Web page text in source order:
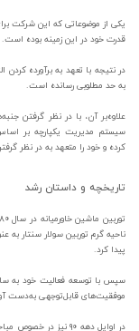
یکی از موضوعاتی که این شرکت
قدرت خود در این زمینه بوده است.
در نتیجه با تعهد به برآورده کردن
به حد مطلوبی رسانده است.
علاوه‌بر آن، با در نظر گرفتن
کرده و خود را متعهد به در نظر
تاریخچه و داستان رشد
ناحیه گرم توربین سولار سنتار
پیدا کرد.
سپس با توسعه فعالیت خود به
موفقیت‌های قابل‌توجهی به‌دست
در اوایل دهه ۹۰ نیز